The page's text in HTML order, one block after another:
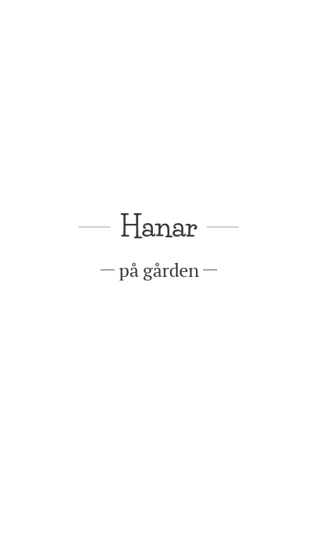
Hanar
på gården